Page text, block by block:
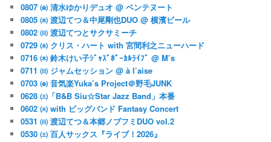
0807 ㈮ 清水ゆかりデュオ @ ベンテヌート
0805 ㈬ 渡辺てつ＆中尾剛也DUO @ 横濱ビール
0802 ㈰ 渡辺てつとサクサミーチ
0729 ㈬ クリス・ハート with 宮間利之ニューハード
0716 ㈭ 鈴木けい子ｼﾞｬｽﾞﾎﾞｰｶﾙﾗｲﾌﾞ @ M’s
0711 ㈰ ジャムセッション @ à l’aise
0703 ㈮ 音気楽Yuka’s Project＠野毛JUNK
0628 ㈯「B&B Siu☆Star Jazz Band」本番
0602 ㈫ with ビッグバンド Fantasy Concert
0531 ㈰ 渡辺てつ＆本郷ノブフミDUO vol.2
0530 ㈯ 百人サックス『ライブ！2026』